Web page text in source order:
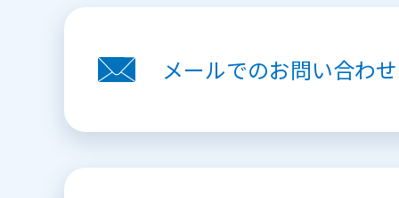
メールでのお問い合わせ